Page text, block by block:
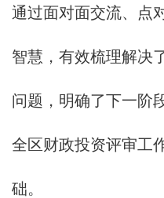
通过面对面交流、点
智慧，有效梳理解决
问题，明确了下一阶
全区财政投资评审工
础。